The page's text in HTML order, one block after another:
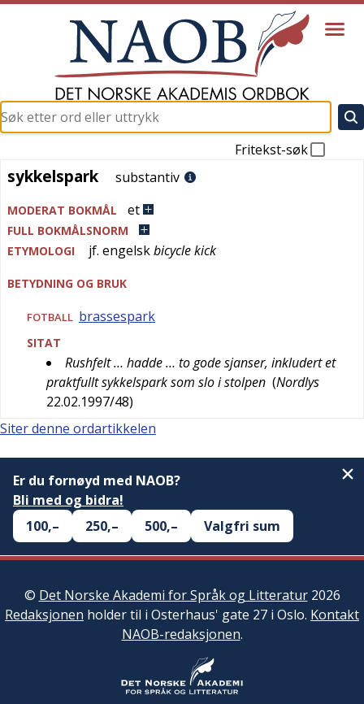
Fritekst-søk
sykkelspark
sykkelspark substantiv
MODERAT BOKMÅL et
FULL BOKMÅLSNORM
ETYMOLOGI
jf. engelskbicycle kick
BETYDNING OG BRUK
FOTBALL brassespark
SITAT
Rushfelt … hadde … to gode sjanser, inkludert et
praktfullt sykkelspark som slo i stolpen (Nordlys
22.02.1997/48)
Siter denne ordartikkelen
Er du fornøyd med NAOB?
Bli med og bidra!
100,–
250,– 500,– Valgfri sum
© Det Norske Akademi for Språk og Litteratur2026
Redaksjonen holder til i Osterhaus' gate 27 i Oslo. Kontakt
NAOB-redaksjonen.